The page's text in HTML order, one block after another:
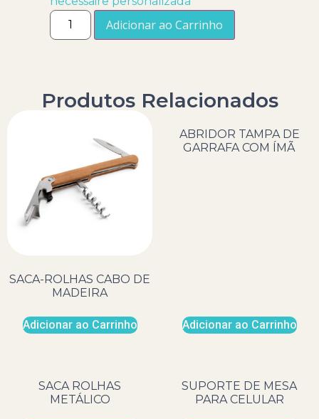
Adicionar ao Carrinho
Produtos Relacionados
SACA-ROLHAS CABO DE
MADEIRA
Adicionar ao Carrinho
ABRIDOR TAMPA DE
GARRAFA COM ÍMÃ
Adicionar ao Carrinho
SACA ROLHAS
METÁLICO
SUPORTE DE MESA
PARA CELULAR